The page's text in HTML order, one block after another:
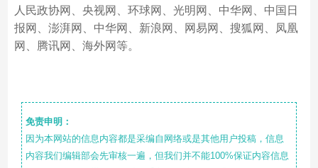
人民政协网、央视网、环球网、光明网、中华网、中国日
报网、澎湃网、中华网、新浪网、网易网、搜狐网、凤凰
网、腾讯网、海外网等。
免责申明：
因为本网站的信息内容都是采编自网络或是其他用户投稿，信息
内容我们编辑部会先审核一遍，但我们并不能100%保证内容信息